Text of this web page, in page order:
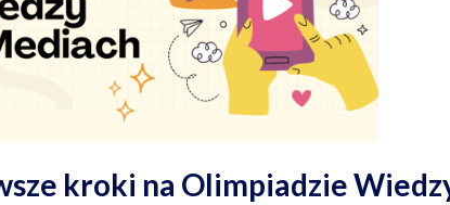
kroki na Olimpiadzie